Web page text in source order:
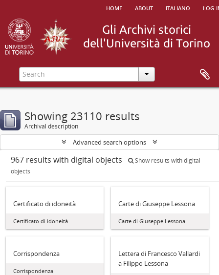
home about italiano log
Showing 23110 results
Archival description
Advanced search options
967 results with digital objects
Show results with digital
objects
Certificato di idoneità
Certificato di idoneità
Carte di Giuseppe Lessona
Carte di Giuseppe Lessona
Corrispondenza
Corrispondenza
Lettera di Francesco Vallardi
a Filippo Lessona